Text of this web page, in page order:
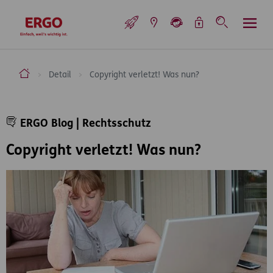
zur Startseite
ERGO Versicherung Aktiengesellschaft
Detail Copyright verletzt! Was nun?
Copyright verletzt! Was nun?
ERGO Blog | Rechtsschutz